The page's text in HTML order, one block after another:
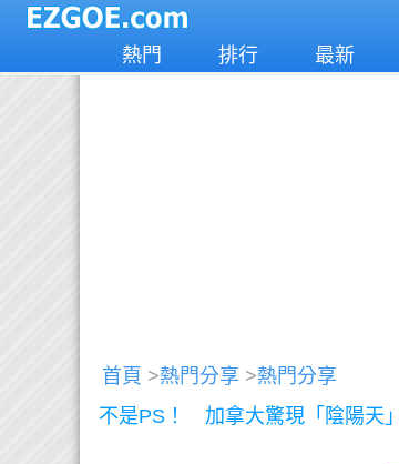
熱門 排行 最新
首頁 >熱門分享 >熱門分享
不是PS！ 加拿大驚現「陰陽天